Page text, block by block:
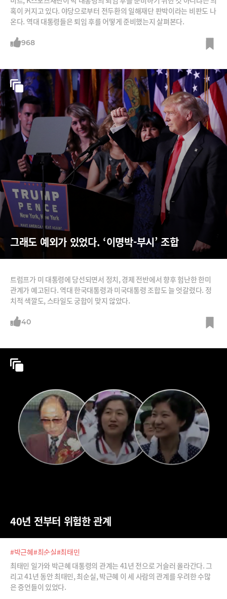
혹이 커지고 있다. 야당으로부터 전두환의 일해재단 판박이라는 비판도 나
온다. 역대 대통령들은 퇴임 후를 어떻게 준비했는지 살펴본다.
968
그래도 예외가 있었다. ‘이명박-부시’ 조합
트럼프가 미 대통령에 당선되면서 정치, 경제 전반에서 향후 험난한 한미
관계가 예고된다. 역대 한국대통령과 미국대통령 조합도 늘 엇갈렸다. 정
40
40년 전부터 위험한 관계
#박근혜#최순실#최태민
최태민 일가와 박근혜 대통령의 관계는 41년 전으로 거슬러 올라간다. 그
리고 41년 동안 최태민, 최순실, 박근혜 이 세 사람의 관계를 우려한 수많
은 증언들이 있었다.